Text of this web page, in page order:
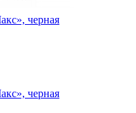
черная
черная